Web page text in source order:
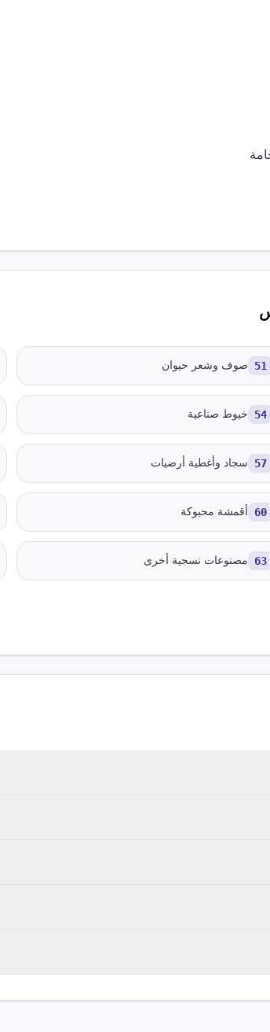
51 صوف وشعر حيوان
54 خيوط صناعية
57 سجاد وأغطية أرضيات
60 أقمشة محبوكة
63 مصنوعات نسجية أخرى